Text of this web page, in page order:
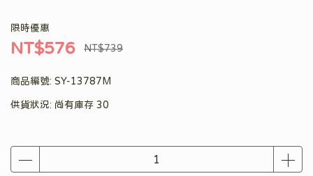
限時優惠
NT$576 NT$739
商品編號: SY-13787M
供貨狀況: 尚有庫存 30